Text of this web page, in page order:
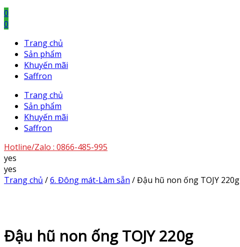
0
0
Trang chủ
Sản phẩm
Khuyến mãi
Saffron
Trang chủ
Sản phẩm
Khuyến mãi
Saffron
Hotline/Zalo : 0866-485-995
yes
yes
Trang chủ /6. Đông mát-Làm sẵn / Đậu hũ non ống TOJY 220g
Đậu hũ non ống TOJY 220g